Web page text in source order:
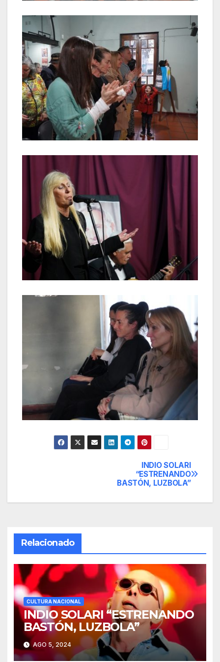
INDIO SOLARI
“ESTRENANDO
BASTÓN, LUZBOLA”
Relacionado
CULTURA NACIONAL
INDIO SOLARI “ESTRENANDO
BASTÓN, LUZBOLA”
AGO 5, 2024